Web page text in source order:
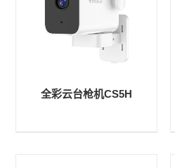
全彩云台枪机CS5H